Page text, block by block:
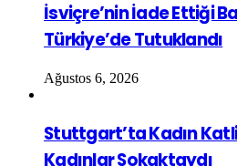
İsviçre’nin İade Ettiği
Türkiye’de Tutuklandı
Ağustos 6, 2026
Stuttgart’ta Kadın
Kadınlar Sokaktaydı